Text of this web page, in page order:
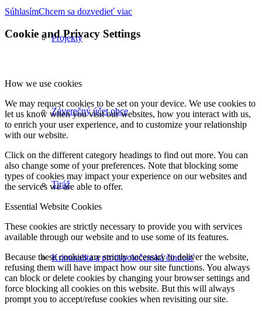
Projekty
Záverečný účet obce
Tiráž
Kriminalita a protispoločenská činnosť
SúhlasímChcem sa dozvedieť viac
Cookie and Privacy Settings
How we use cookies
We may request cookies to be set on your device. We use cookies to
let us know when you visit our websites, how you interact with us,
to enrich your user experience, and to customize your relationship
with our website.
Click on the different category headings to find out more. You can
also change some of your preferences. Note that blocking some
types of cookies may impact your experience on our websites and
the services we are able to offer.
Essential Website Cookies
These cookies are strictly necessary to provide you with services
available through our website and to use some of its features.
Because these cookies are strictly necessary to deliver the website,
refusing them will have impact how our site functions. You always
can block or delete cookies by changing your browser settings and
force blocking all cookies on this website. But this will always
prompt you to accept/refuse cookies when revisiting our site.